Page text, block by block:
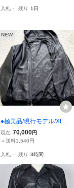
ゾン
入札 - 残り 1日
NEW
●極美品/現行モデル/XLサ
イズ SCHOTT ショット
レザーパーカー フーデッ
ケット 羊革 シープスキン
黒 ブラック
現在 70,000円
＋送料1,540円
入札 - 残り 3時間